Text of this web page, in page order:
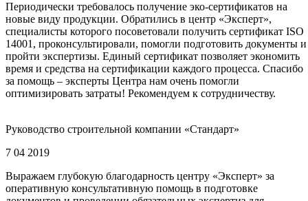
Периодически требовалось получение эко-сертификатов на
новые виду продукции. Обратились в центр «Эксперт»,
специалисты которого посоветовали получить сертификат ISO
14001, проконсультировали, помогли подготовить документы и
пройти экспертизы. Единый сертификат позволяет экономить
время и средства на сертификации каждого процесса. Спасибо
за помощь – эксперты Центра нам очень помогли
оптимизировать затраты! Рекомендуем к сотрудничеству.
Руководство строительной компании «Стандарт»
7 04 2019
Выражаем глубокую благодарность центру «Эксперт» за
оперативную консультативную помощь в подготовке